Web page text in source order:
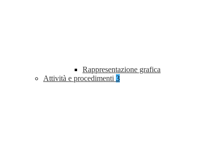
Rappresentazione grafica
Attività e procedimenti 3